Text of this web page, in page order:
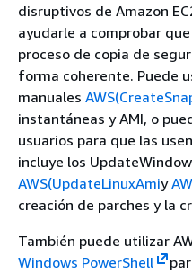
disruptivos de Amazon
ayudarle a comprobar
proceso de copia de
forma coherente. Puede
manuales
instantáneas y AMI, o
usuarios para que las
incluye los
AWS(UpdateLinuxAmiy
creación de parches y la
También puede utilizar
Windows PowerShell